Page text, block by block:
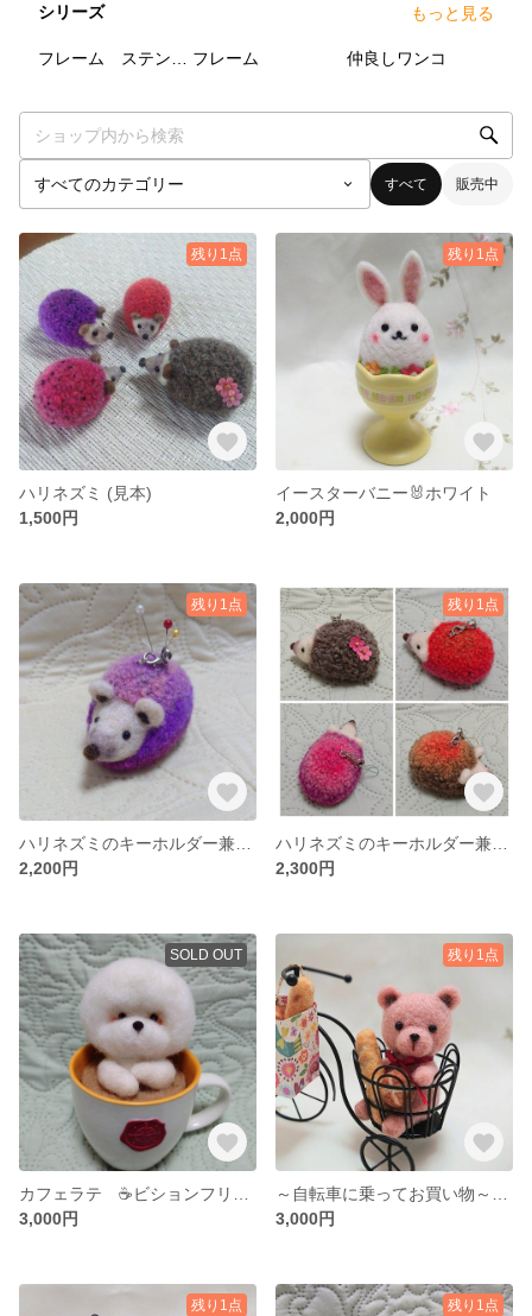
シリーズ もっと見る
フレーム 仲良しワンコ
すべて 販売中
残り1点
ハリネズミ (見本)
1,500円
残り1点
イースターバニー🐰ホワイト
2,000円
残り1点
2,200円
残り1点
2,300円
SOLD OUT
3,000円
残り1点
3,000円
残り1点 残り1点